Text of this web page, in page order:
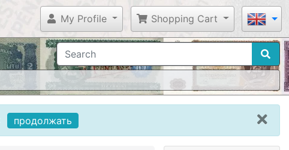
My Profile Shopping Cart
продолжать